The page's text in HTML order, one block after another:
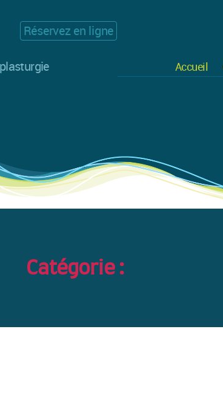
Réservez en ligne
Accueil
Catégorie :